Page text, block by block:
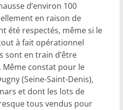
d’environ 100
en raison de
été respectés, même si le
à fait opérationnel
sont en train d’être
Même constat pour le
(Seine-Saint-Denis),
et dont les lots de
tous vendus pour